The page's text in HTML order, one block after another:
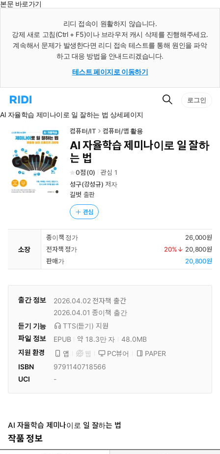
본문 바로가기
리디 접속이 원활하지 않습니다.
강제 새로 고침(Ctrl + F5)이나 브라우저 캐시 삭제를 진행해주세요.
계속해서 문제가 발생한다면 리디 접속 테스트를 통해 원인을 파악
하고 대응 방법을 안내드리겠습니다.
테스트 페이지로 이동하기
리
홈
로
이
검
로그인
AI 자율학습 제미나이로 일 잘하는 법 상세페이지
컴퓨터/IT 컴퓨터/앱 활용
AI 자율학습 제미나이로 일 잘하
는 법
0 (0) 관심 1
성구(강성규) 저자
길벗 출판
관심
소장
종이책 정가
26,000원
전자책 정가
20%↓ 20,800원
판매가
20,800원
출간 정보 2026.04.02 전자책 출간
2026.04.01 종이책 출간
듣기 기능
TTS(듣기) 지원
파일 정보
EPUB 약 18.3만 자
48.0MB
지원 환경
앱 웹 PC뷰어
PAPER
ISBN
9791140718566
UCI
-
AI 자율학습 제미나이로 일 잘하는 법
작품 정보